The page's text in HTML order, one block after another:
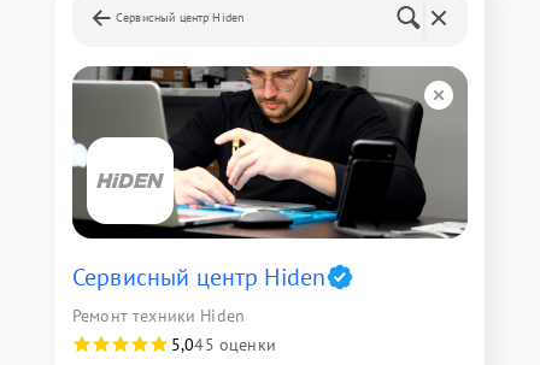
Сервисный центр Hiden
Сервисный центр Hiden
Ремонт техники Hiden
5,045 оценки